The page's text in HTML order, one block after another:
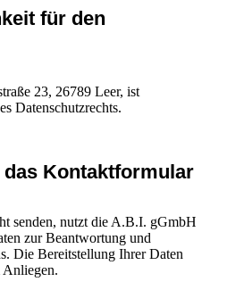
für den
23, 26789 Leer, ist
Datenschutzrechts.
Kontaktformular
senden, nutzt die A.B.I. gGmbH
zur Beantwortung und
Die Bereitstellung Ihrer Daten